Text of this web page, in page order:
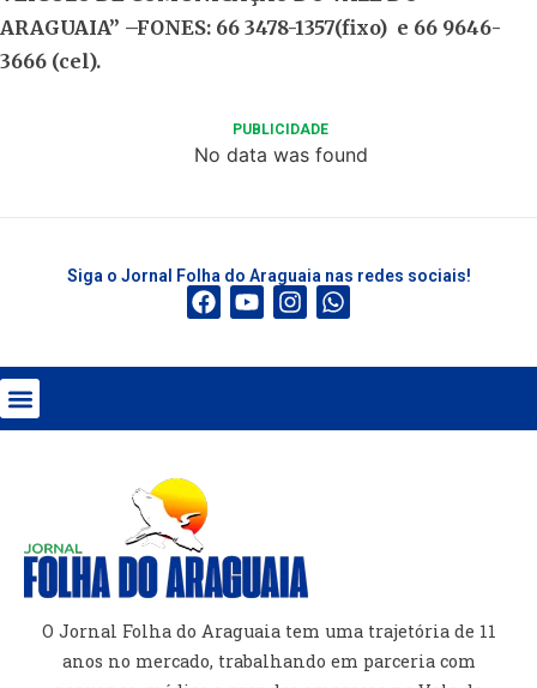
ARAGUAIA” –FONES: 66 3478-1357(fixo) e 66 9646-
3666 (cel).
PUBLICIDADE
No data was found
Siga o Jornal Folha do Araguaia nas redes sociais!
O Jornal Folha do Araguaia tem uma trajetória de 11
anos no mercado, trabalhando em parceria com